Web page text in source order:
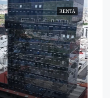
RENTA